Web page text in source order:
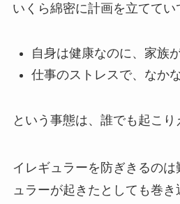
いくら綿密に計画を立ててい
自身は健康なのに、家族
仕事のストレスで、なか
という事態は、誰でも起こり
イレギュラーを防ぎきるの
ュラーが起きたとしても巻